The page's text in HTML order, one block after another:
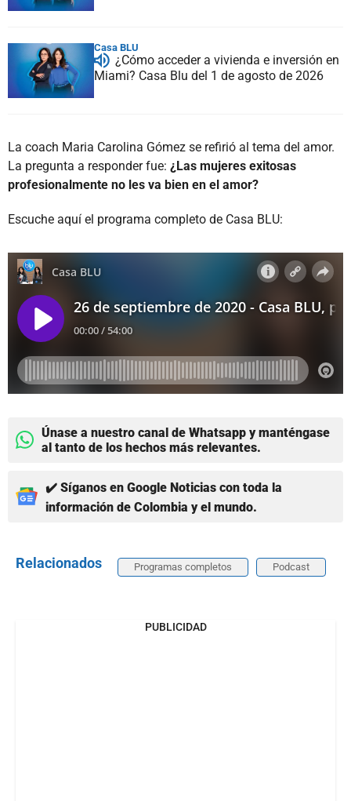
Casa BLU
¿Cómo acceder a vivienda e inversión en
Miami? Casa Blu del 1 de agosto de 2026
La coach Maria Carolina Gómez se refirió al tema del amor.
La pregunta a responder fue: ¿Las mujeres exitosas
profesionalmente no les va bien en el amor?
Escuche aquí el programa completo de Casa BLU:
Únase a nuestro canal de Whatsapp y manténgase
al tanto de los hechos más relevantes.
✔️ Síganos en Google Noticias con toda la
información de Colombia y el mundo.
Relacionados Programas completos Podcast
PUBLICIDAD